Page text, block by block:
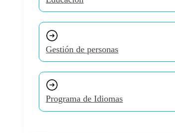
Gestión de personas
Programa de Idiomas